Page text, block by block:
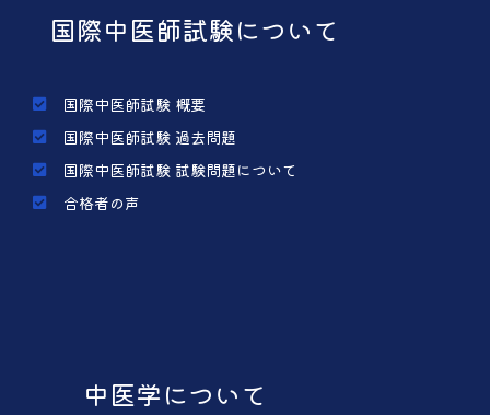
国際中医師試験について
国際中医師試験 概要
国際中医師試験 過去問題
国際中医師試験 試験問題について
合格者の声
中医学について